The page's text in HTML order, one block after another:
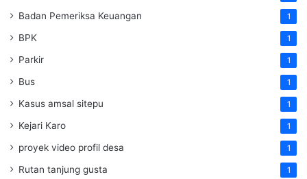
Badan Pemeriksa Keuangan 1
BPK 1
Parkir 1
Bus 1
Kasus amsal sitepu 1
Kejari Karo 1
proyek video profil desa 1
Rutan tanjung gusta 1